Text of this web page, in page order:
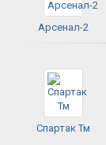
Арсенал-2
Спартак Тм